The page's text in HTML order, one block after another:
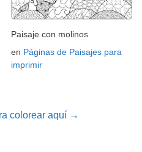
Paisaje con molinos
en Páginas de Paisajes para
imprimir
colorear aquí →